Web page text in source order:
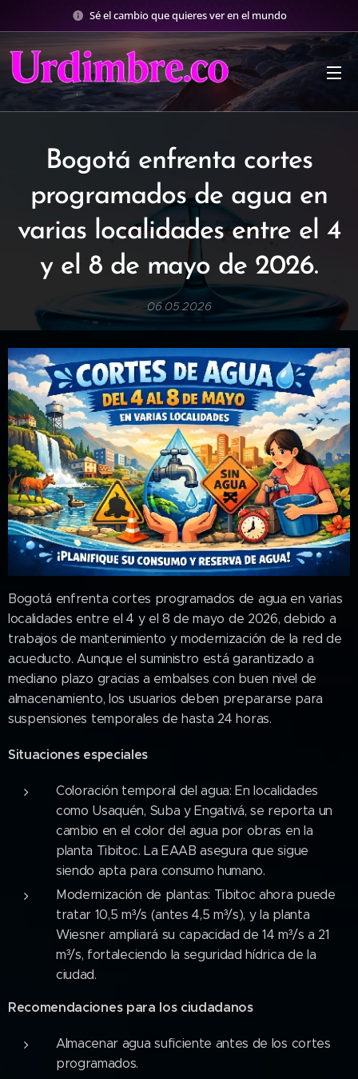
Sé el cambio que quieres ver en el mundo
Bogotá enfrenta cortes
programados de agua en
varias localidades entre el 4
y el 8 de mayo de 2026.
06.05.2026
Bogotá enfrenta cortes programados de agua en varias
localidades entre el 4 y el 8 de mayo de 2026, debido a
trabajos de mantenimiento y modernización de la red de
acueducto. Aunque el suministro está garantizado a
mediano plazo gracias a embalses con buen nivel de
almacenamiento, los usuarios deben prepararse para
suspensiones temporales de hasta 24 horas.
Situaciones especiales
Coloración temporal del agua: En localidades
como Usaquén, Suba y Engativá, se reporta un
cambio en el color del agua por obras en la
planta Tibitoc. La EAAB asegura que sigue
siendo apta para consumo humano.
Modernización de plantas: Tibitoc ahora puede
tratar 10,5 m³/s (antes 4,5 m³/s), y la planta
Wiesner ampliará su capacidad de 14 m³/s a 21
m³/s, fortaleciendo la seguridad hídrica de la
ciudad.
Recomendaciones para los ciudadanos
Almacenar agua suficiente antes de los cortes
programados.